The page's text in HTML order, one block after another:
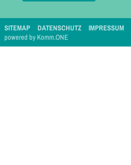
SITEMAP DATENSCHUTZ IMPRESSUM
powered by Komm.ONE